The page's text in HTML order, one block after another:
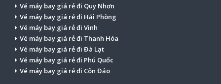
Vé máy bay giá rẻ đi Quy Nhơn
Vé máy bay giá rẻ đi Hải Phòng
Vé máy bay giá rẻ đi Vinh
Vé máy bay giá rẻ đi Thanh Hóa
Vé máy bay giá rẻ đi Đà Lạt
Vé máy bay giá rẻ đi Phú Quốc
Vé máy bay giá rẻ đi Côn Đảo